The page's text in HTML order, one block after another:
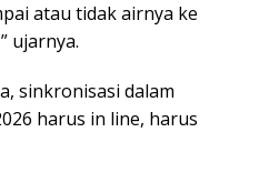
atau tidak airnya ke
ujarnya.
sinkronisasi dalam
harus in line, harus